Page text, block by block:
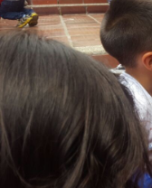
umliegenden
werden.
teilweise sehr
aus eher